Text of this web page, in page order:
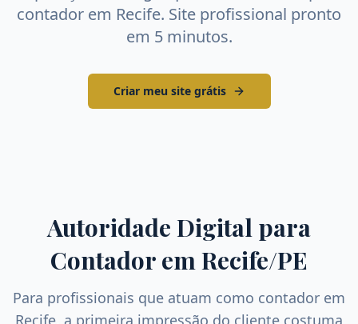
contador em Recife. Site profissional pronto
em 5 minutos.
Criar meu site grátis
Autoridade Digital para
Contador emRecife/PE
Para profissionais que atuam como contador em
Recife, a primeira impressão do cliente costuma